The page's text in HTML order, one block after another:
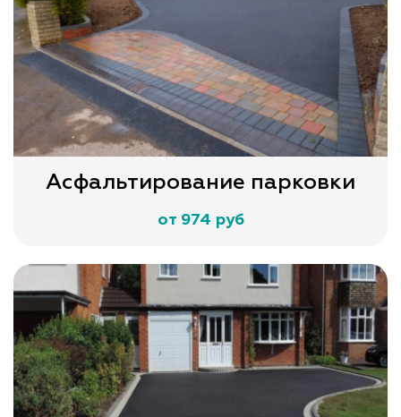
Асфальтирование парковки
от 974 руб